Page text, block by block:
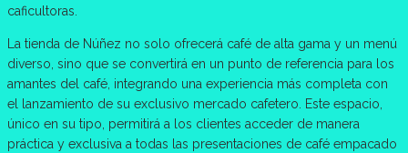
caficultoras.
La tienda de Núñez no solo ofrecerá café de alta gama y un menú
diverso, sino que se convertirá en un punto de referencia para los
amantes del café, integrando una experiencia más completa con
el lanzamiento de su exclusivo mercado cafetero. Este espacio,
único en su tipo, permitirá a los clientes acceder de manera
práctica y exclusiva a todas las presentaciones de café empacado